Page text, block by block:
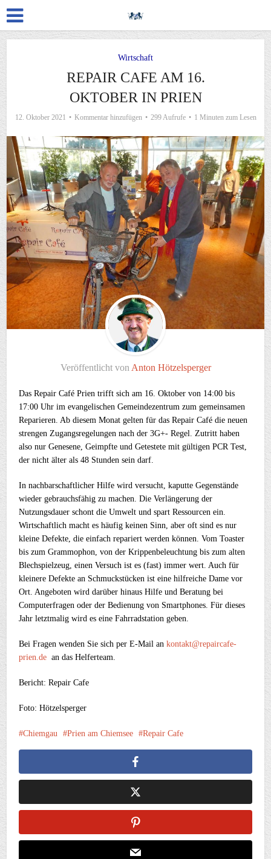
Wirtschaft
REPAIR CAFE AM 16.
OKTOBER IN PRIEN
12. Oktober 2021 Kommentar hinzufügen 299 Aufrufe 1 Minuten zum Lesen
Veröffentlicht von Anton Hötzelsperger
Das Repair Café Prien trifft sich am 16. Oktober von 14:00 bis
17:00 Uhr im evangelischen Gemeindezentrum zum gemeinsamen
Reparieren. Ab diesem Monat gelten für das Repair Café die neuen
strengen Zugangsregelungen nach der 3G+- Regel. Zutritt haben
also nur Genesene, Geimpfte und Getestete mit gültigen PCR Test,
der nicht älter als 48 Stunden sein darf.
In nachbarschaftlicher Hilfe wird versucht, kaputte Gegenstände
wieder gebrauchsfähig zu machen. Die Verlängerung der
Nutzungsdauer schont die Umwelt und spart Ressourcen ein.
Wirtschaftlich macht es häufig keinen Sinn, aber oft sind es nur
kleine Defekte, die einfach repariert werden können. Vom Toaster
bis zum Grammophon, von der Krippenbeleuchtung bis zum alten
Blechspielzeug, einen Versuch ist es (fast) immer wert. Auch für
kleinere Defekte an Schmuckstücken ist eine hilfreiche Dame vor
Ort. Angeboten wird darüber hinaus Hilfe und Beratung bei
Computerfragen oder der Bedienung von Smartphones. Für dieses
Jahr letztmalig wird es eine Fahrradstation geben.
Bei Fragen wenden Sie sich per E-Mail ankontakt@repaircafe-
prien.de an das Helferteam.
Bericht: Repair Cafe
Foto: Hötzelsperger
Chiemgau Prien am Chiemsee Repair Cafe